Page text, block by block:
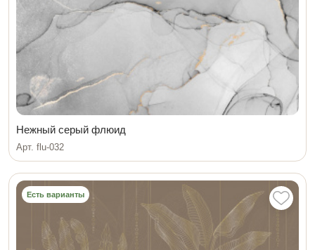
Нежный серый флюид
Арт. flu-032
Есть варианты